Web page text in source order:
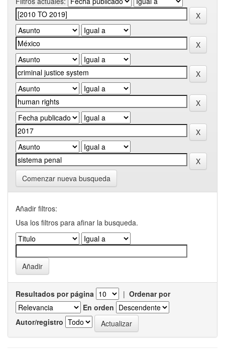
Comenzar nueva busqueda
Añadir filtros:
Usa los filtros para afinar la busqueda.
Resultados por página | Ordenar por
En orden
Autor/registro